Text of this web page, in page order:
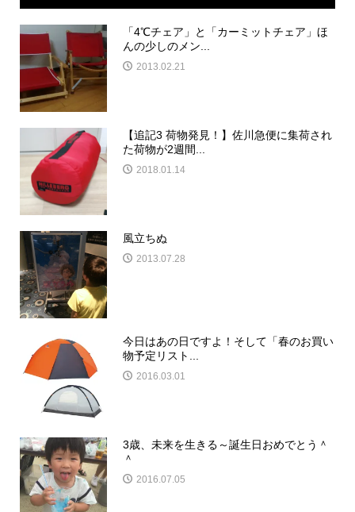
「4℃チェア」と「カーミットチェア」ほ
んの少しのメン...
2013.02.21
【追記3 荷物発見！】佐川急便に集荷され
た荷物が2週間...
2018.01.14
風立ちぬ
2013.07.28
今日はあの日ですよ！そして「春のお買い
物予定リスト...
2016.03.01
3歳、未来を生きる～誕生日おめでとう＾
＾
2016.07.05